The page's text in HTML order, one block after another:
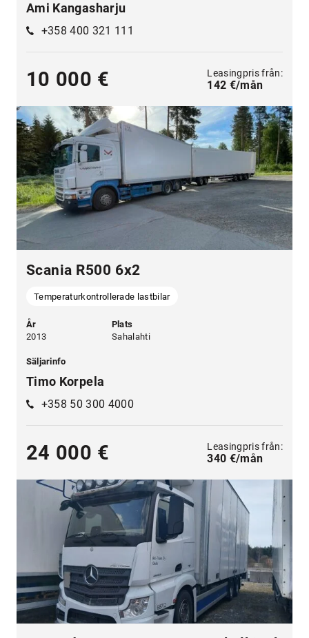
Ami Kangasharju
+358 400 321 111
10 000 € Leasingpris från:
142 €/mån
Scania R500 6x2
Temperaturkontrollerade lastbilar
År
2013
Plats
Sahalahti
Säljarinfo
Timo Korpela
+358 50 300 4000
24 000 € Leasingpris från:
340 €/mån